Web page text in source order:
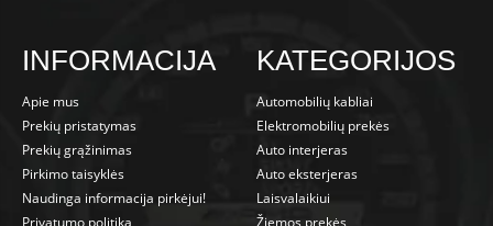
INFORMACIJA
Apie mus
Prekių pristatymas
Prekių grąžinimas
Pirkimo taisyklės
Naudinga informacija pirkėjui!
Privatumo politika
KATEGORIJOS
Automobilių kabliai
Elektromobilių prekės
Auto interjeras
Auto eksterjeras
Laisvalaikiui
Žiemos prekės